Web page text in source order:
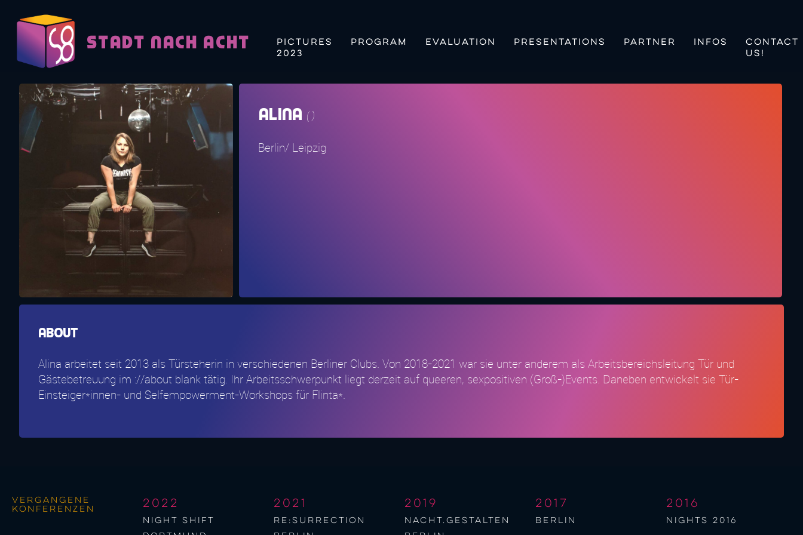
STADT NACH ACHT
PICTURES
2023
PROGRAM EVALUATION PRESENTATIONS PARTNER INFOS
CONTACT
US!
Alina ( )
Berlin/ Leipzig
About
Alina arbeitet seit 2013 als Türsteherin in verschiedenen Berliner Clubs. Von 2018-2021 war sie unter anderem als Arbeitsbereichsleitung Tür und
Gästebetreuung im ://about blank tätig. Ihr Arbeitsschwerpunkt liegt derzeit auf queeren, sexpositiven (Groß-)Events. Daneben entwickelt sie Tür-
Einsteiger*innen- und Selfempowerment-Workshops für Flinta*.
Vergangene
Konferenzen
2022
night shift
2021
re:surrection
2019
nacht.gestalten
2017
berlin
2016
NIGHTS 2016